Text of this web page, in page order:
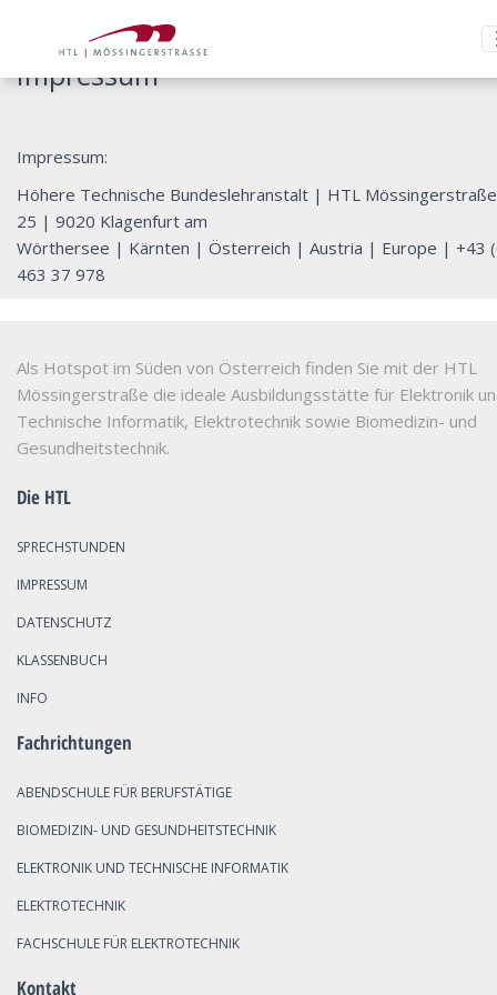
Impressum
Impressum:
Höhere Technische Bundeslehranstalt | HTL Mössingerstraße
25 | 9020 Klagenfurt am
Wörthersee | Kärnten | Österreich | Austria | Europe | +43
463 37 978
Als Hotspot im Süden von Österreich finden Sie mit der HTL
Mössingerstraße die ideale Ausbildungsstätte für Elektronik
Technische Informatik, Elektrotechnik sowie Biomedizin- und
Gesundheitstechnik.
Die HTL
SPRECHSTUNDEN
IMPRESSUM
DATENSCHUTZ
KLASSENBUCH
INFO
Fachrichtungen
ABENDSCHULE FÜR BERUFSTÄTIGE
BIOMEDIZIN- UND GESUNDHEITSTECHNIK
ELEKTRONIK UND TECHNISCHE INFORMATIK
ELEKTROTECHNIK
FACHSCHULE FÜR ELEKTROTECHNIK
Kontakt